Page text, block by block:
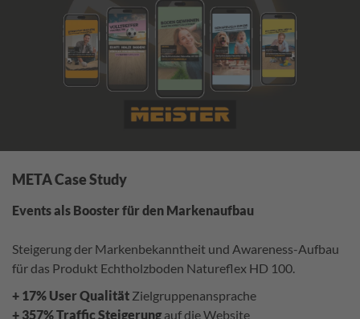
META Case Study
Events als Booster für den Markenaufbau
Steigerung der Markenbekanntheit und Awareness-Aufbau
für das Produkt Echtholzboden Natureflex HD 100.
+ 17% User Qualität Zielgruppenansprache
+ 357%Traffic Steigerung auf die Website